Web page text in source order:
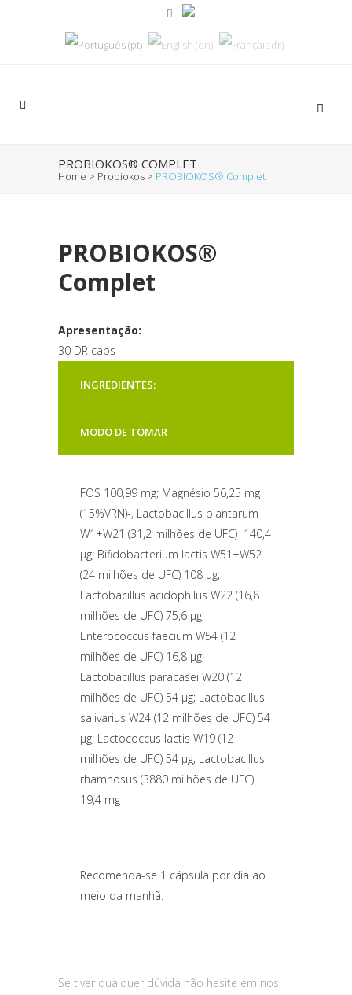
PROBIOKOS® COMPLET
Home > Probiokos > PROBIOKOS® Complet
PROBIOKOS®
Complet
Apresentação:
30 DR caps
INGREDIENTES:
MODO DE TOMAR
FOS 100,99 mg; Magnésio 56,25 mg
(15%VRN)-, Lactobacillus plantarum
W1+W21 (31,2 milhões de UFC) 140,4
µg; Bifidobacterium lactis W51+W52
(24 milhões de UFC) 108 µg;
Lactobacillus acidophilus W22 (16,8
milhões de UFC) 75,6 µg;
Enterococcus faecium W54 (12
milhões de UFC) 16,8 µg;
Lactobacillus paracasei W20 (12
milhões de UFC) 54 µg; Lactobacillus
salivarius W24 (12 milhões de UFC) 54
µg; Lactococcus lactis W19 (12
milhões de UFC) 54 µg; Lactobacillus
rhamnosus (3880 milhões de UFC)
19,4 mg
Recomenda-se 1 cápsula por dia ao
meio da manhã.
Se tiver qualquer dúvida não hesite em nos